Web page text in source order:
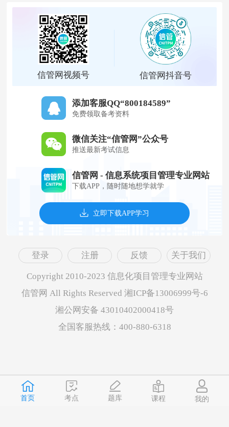
首页 考点 题库 课程 我的
信管网视频号 信管网抖音号
添加客服QQ“800184589”
免费领取备考资料
微信关注“信管网”公众号
推送最新考试信息
信管网 - 信息系统项目管理专业网站
下载APP，随时随地想学就学
立即下载APP学习
登录 注册 反馈 关于我们
Copyright 2010-2023 信息化项目管理专业网站
信管网 All Rights Reserved 湘ICP备13006999号-6
湘公网安备 43010402000418号
全国客服热线：400-880-6318